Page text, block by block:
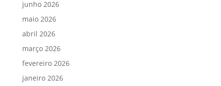
junho 2026
maio 2026
abril 2026
março 2026
fevereiro 2026
janeiro 2026